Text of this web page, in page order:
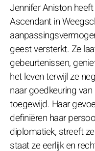
Jennifer Aniston
Ascendant in
geest versterkt. Ze
gebeurtenissen,
het leven terwijl ze
naar goedkeuring
toegewijd. Haar
definiëren haar
diplomatiek, streeft
staat ze eerlijk en